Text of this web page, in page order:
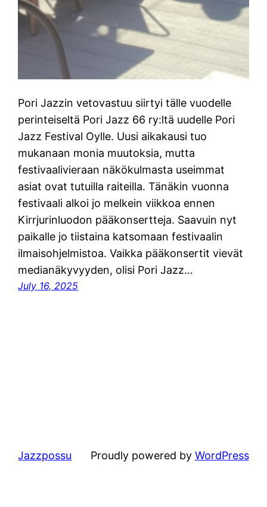
Pori Jazzin vetovastuu siirtyi tälle vuodelle
perinteiseltä Pori Jazz 66 ry:ltä uudelle Pori
Jazz Festival Oylle. Uusi aikakausi tuo
mukanaan monia muutoksia, mutta
festivaalivieraan näkökulmasta useimmat
asiat ovat tutuilla raiteilla. Tänäkin vuonna
festivaali alkoi jo melkein viikkoa ennen
Kirrjurinluodon pääkonsertteja. Saavuin nyt
paikalle jo tiistaina katsomaan festivaalin
ilmaisohjelmistoa. Vaikka pääkonsertit vievät
medianäkyvyyden, olisi Pori Jazz…
July 16, 2025
Jazzpossu Proudly powered by WordPress